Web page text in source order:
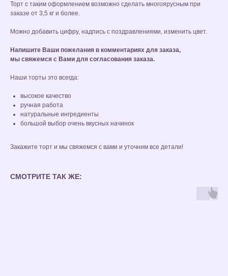
Торт с таким оформлением возможно сделать многоярусным при
заказе от 3,5 кг и более.
Можно добавить цифру, надпись с поздравлениями, изменить цвет.
Напишите Ваши пожелания в комментариях для заказа,
мы свяжемся с Вами для согласования заказа.
Наши торты это всегда:
высокое качество
ручная работа
натуральные ингредиенты
большой выбор очень вкусных начинок
Закажите торт и мы свяжемся с вами и уточним все детали!
СМОТРИТЕ ТАК ЖЕ: